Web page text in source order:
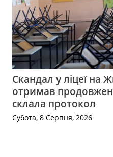
Скандал у ліцеї на
отримав
склала протокол
Субота, 8 Серпня, 2026